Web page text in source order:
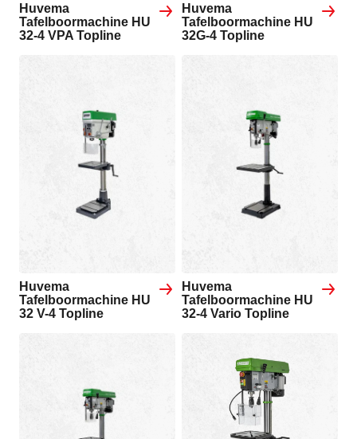
Huvema
Tafelboormachine HU
32-4 VPA Topline
Huvema
Tafelboormachine HU
32G-4 Topline
Huvema
Tafelboormachine HU
32 V-4 Topline
Huvema
Tafelboormachine HU
32-4 Vario Topline